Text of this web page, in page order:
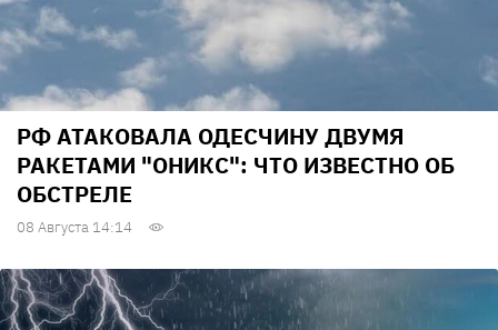
РФ АТАКОВАЛА ОДЕСЧИНУ ДВУМЯ
РАКЕТАМИ "ОНИКС": ЧТО ИЗВЕСТНО ОБ
ОБСТРЕЛЕ
08 Августа 14:14